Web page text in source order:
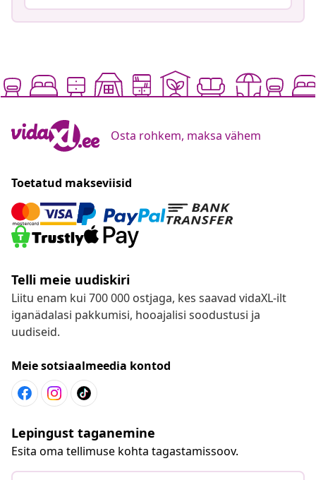
Osta rohkem, maksa vähem
Toetatud makseviisid
Telli meie uudiskiri
Liitu enam kui 700 000 ostjaga, kes saavad vidaXL-ilt
iganädalasi pakkumisi, hooajalisi soodustusi ja
uudiseid.
Meie sotsiaalmeedia kontod
Lepingust taganemine
Esita oma tellimuse kohta tagastamissoov.